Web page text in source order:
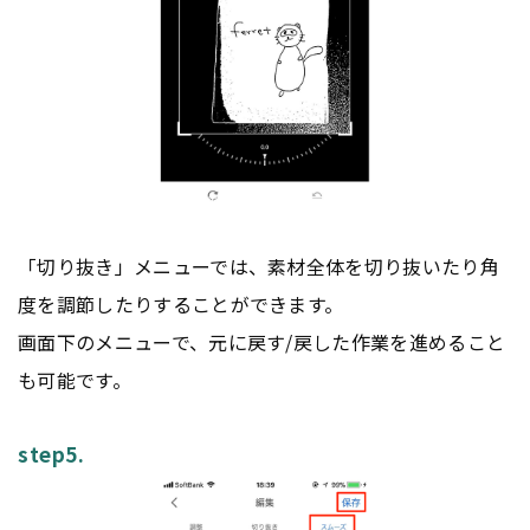
「切り抜き」メニューでは、素材全体を切り抜いたり角
度を調節したりすることができます。
画面下のメニューで、元に戻す/戻した作業を進めること
も可能です。
step5.